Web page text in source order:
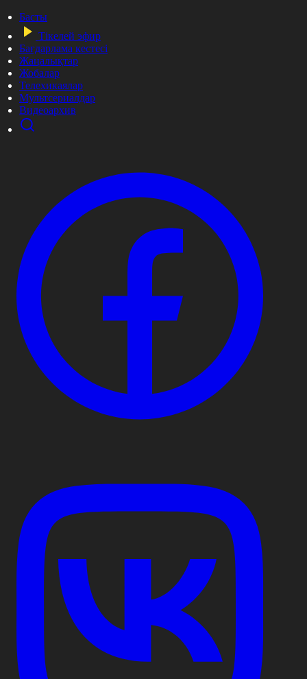
Басты
Тікелей эфир
Бағдарлама кестесі
Жаңалықтар
Жобалар
Телехикаялар
Мультсериалдар
Видеоархив